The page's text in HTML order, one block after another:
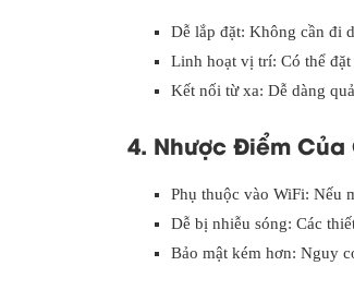
Dễ lắp đặt: Không cần đi
Linh hoạt vị trí: Có thể
Kết nối từ xa: Dễ dàng
4. Nhược Điểm Của
Phụ thuộc vào WiFi: Nếu
Dễ bị nhiễu sóng: Các
Bảo mật kém hơn: Nguy